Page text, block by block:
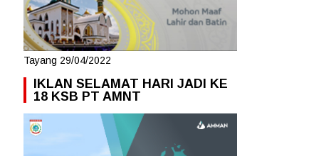
Tayang 29/04/2022
IKLAN SELAMAT HARI JADI KE
18 KSB PT AMNT